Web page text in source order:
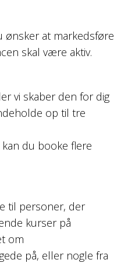
ønsker at markedsføre
skal være aktiv.
vi skaber den for dig
op til tre
du booke flere
til personer, der
kurser på
om
på, eller nogle fra